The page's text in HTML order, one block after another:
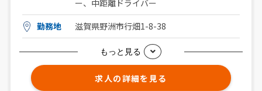
ー、中距離ドライバー
勤務地
滋賀県野洲市行畑1-8-38
もっと見る
求人の詳細を見る